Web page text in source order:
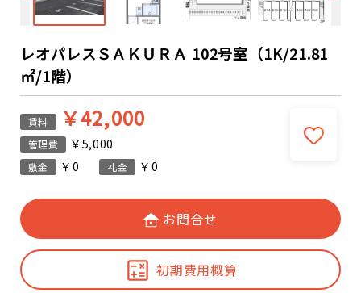
レオパレスＳＡＫＵＲＡ 102号室（1K/21.81
㎡/1階）
賃料 ￥42,000
管理費 ￥5,000
敷金 ￥0 礼金 ￥0
お問合せ
初期費用概算